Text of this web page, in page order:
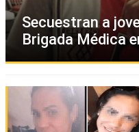
Secuestran a
Brigada Médica